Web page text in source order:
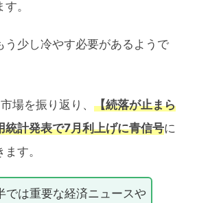
。
う少し冷やす必要があるようで
場を振り返り、 【続落が止まら
統計発表で7月利上げに青信号に
す。
では重要な経済ニュースや